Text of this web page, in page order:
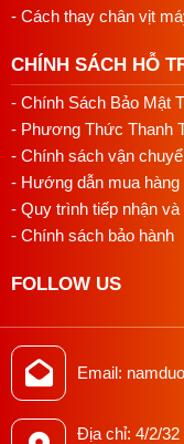
- Cách thay chân vịt
CHÍNH SÁCH HỖ
- Chính Sách Bảo Mật
- Phương Thức Thanh
- Chính sách vận
- Hướng dẫn mua hàng
- Quy trình tiếp nhận
- Chính sách bảo hành
FOLLOW US
Email:
Địa chỉ: 4/2/32